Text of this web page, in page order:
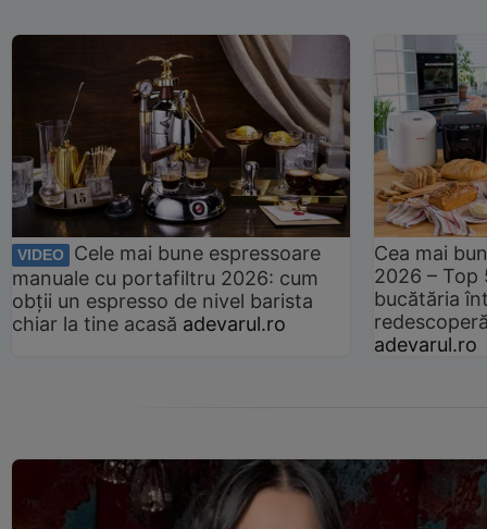
VIDEO
Cele mai bune espressoare
manuale cu portafiltru 2026: cum
obții un espresso de nivel barista
chiar la tine acasă adevarul.ro
Cea mai
2026 –
bucătăria
adevarul.ro